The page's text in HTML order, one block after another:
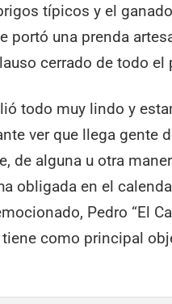
típicos y el
portó una prenda
cerrado de todo el
todo muy lindo y
ver que llega gente
de alguna u otra
obligada en el
Pedro “El
como principal